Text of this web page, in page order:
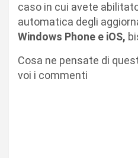
caso in cui avete
automatica degli
Windows Phone e iOS,
Cosa ne pensate di
voi i commenti